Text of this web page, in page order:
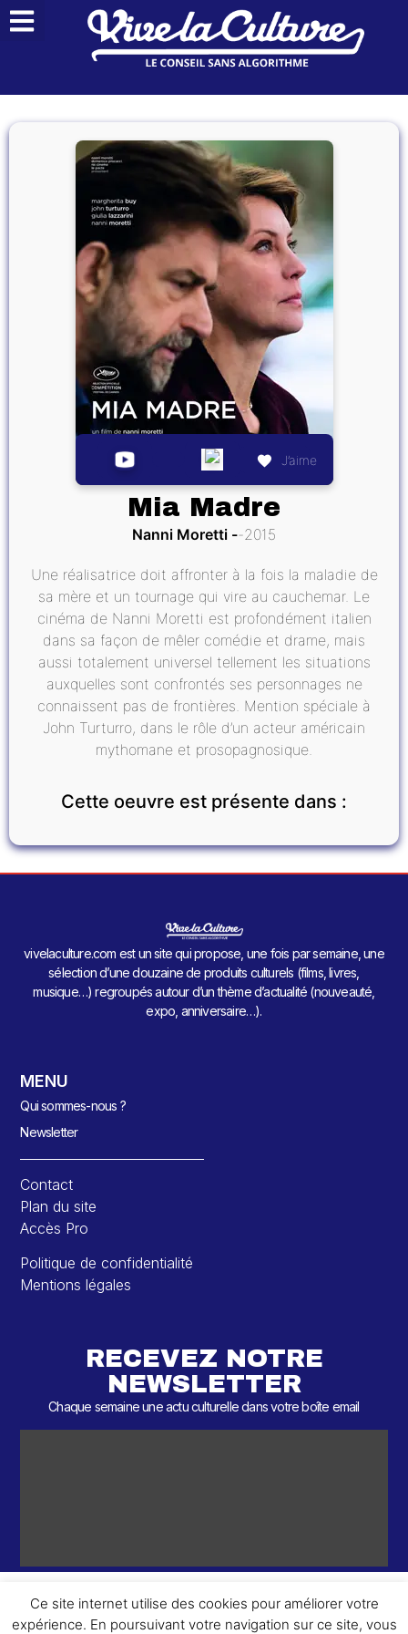
J’aime
Mia Madre
Nanni Moretti 2015
Une réalisatrice doit affronter à la fois la maladie de
sa mère et un tournage qui vire au cauchemar. Le
cinéma de Nanni Moretti est profondément italien
dans sa façon de mêler comédie et drame, mais
aussi totalement universel tellement les situations
auxquelles sont confrontés ses personnages ne
connaissent pas de frontières. Mention spéciale à
John Turturro, dans le rôle d’un acteur américain
mythomane et prosopagnosique.
Cette oeuvre est présente dans :
vivelaculture.com est un site qui propose, une fois par semaine, une
sélection d’une douzaine de produits culturels (films, livres,
musique…) regroupés autour d’un thème d’actualité (nouveauté,
expo, anniversaire…).
MENU
Qui sommes-nous ?
Newsletter
Contact
Plan du site
Accès Pro
Politique de confidentialité
Mentions légales
RECEVEZ NOTRE
NEWSLETTER
Chaque semaine une actu culturelle dans votre boîte email
Ce site internet utilise des cookies pour améliorer votre
expérience. En poursuivant votre navigation sur ce site, vous